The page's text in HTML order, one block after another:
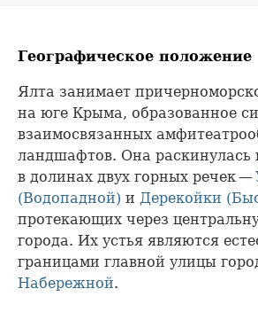
Географическое положение
Ялта занимает
на юге Крыма, образованное
взаимосвязанных
ландшафтов. Она раскинулась
в долинах двух горных речек —
(Водопадной) и Дерекойки
протекающих через
города. Их устья являются
границами главной улицы
Набережной.